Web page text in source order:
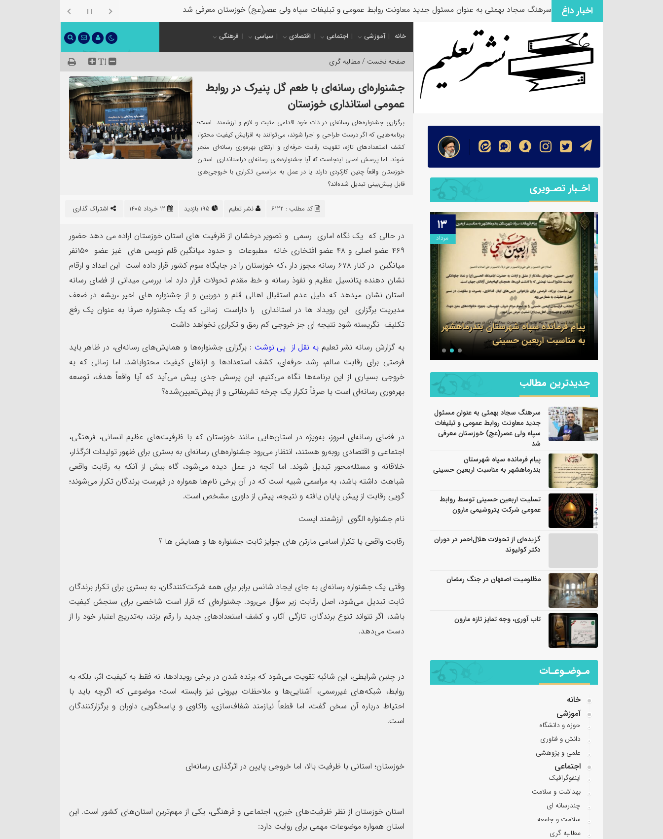
اخبار داغ سرهنگ سجاد بهمئی به عنوان مسئول جدید معاونت روابط عمومی و تبلیغات سپاه ولی عصر(عج) خوزستان معرفی شد
خانه آموزشی اجتماعی اقتصادی سیاسی فرهنگی
صفحه نخست /مطالبه گری
جشنواره‌ای رسانه‌ای با طعم گل پنیرک در روابط
عمومی استانداری خوزستان
برگزاری جشنواره‌های رسانه‌ای در ذات خود اقدامی مثبت و لازم و ارزشمند است؛
برنامه‌هایی که اگر درست طراحی و اجرا شوند، می‌توانند به افزایش کیفیت محتوا،
کشف استعدادهای تازه، تقویت رقابت حرفه‌ای و ارتقای بهره‌وری رسانه‌ای منجر
شوند. اما پرسش اصلی اینجاست که آیا جشنواره‌های رسانه‌ای دراستانداری استان
خوزستان واقعاً چنین کارکردی دارند یا در عمل به مراسمی تکراری با خروجی‌های
قابل پیش‌بینی تبدیل شده‌اند؟
اشتراک گذاری نشر تعلیم کد مطلب : 6122
در حالی که یک نگاه اماری رسمی و تصویر درخشان از ظرفیت های استان خوزستان اراده می دهد حضور
۴۶۹ عضو اصلی و ۴۸ عضو افتخاری خانه مطبوعات و حدود میانگین قلم نویس های غیز عضو ۱۵۰نفر
میانگین در کنار ۶۷۸ رسانه مجوز دار ،که خوزستان را در جایگاه سوم کشور قرار داده است این اعداد و ارقام
نشان دهنده پتانسیل عظیم و نفوذ رسانه و خط مقدم تحولات قرار دارد اما بررسی میدانی از فضای رسانه
استان نشان میدهد که دلیل عدم استقبال اهالی قلم و دوربین و از جشنواره های اخیر ،ریشه در ضعف
مدیریت برگزاری این رویداد ها در استانداری را داراست زمانی که یک جشنواره صرفا به عنوان یک رفع
تکلیف نگریسته شود نتیجه ای جز خروجی کم رمق و تکراری نخواهد داشت
به گزارش رسانه نشر تعلیم به نقل از پی نوشت : برگزاری جشنواره‌ها و همایش‌های رسانه‌ای، در ظاهر باید
فرصتی برای رقابت سالم، رشد حرفه‌ای، کشف استعدادها و ارتقای کیفیت محتواباشد. اما زمانی که به
خروجی بسیاری از این برنامه‌ها نگاه می‌کنیم، این پرسش جدی پیش می‌آید که آیا واقعاً هدف، توسعه
بهره‌وری رسانه‌ای است یا صرفاً تکرار یک چرخه تشریفاتی و از پیش‌تعیین‌شده؟
در فضای رسانه‌ای امروز، به‌ویژه در استان‌هایی مانند خوزستان که با ظرفیت‌های عظیم انسانی، فرهنگی،
اجتماعی و اقتصادی روبه‌رو هستند، انتظار می‌رود جشنواره‌های رسانه‌ای به بستری برای ظهور تولیدات اثرگذار،
خلاقانه و مسئله‌محور تبدیل شوند. اما آنچه در عمل دیده می‌شود، گاه بیش از آنکه به رقابت واقعی
شباهت داشته باشد، به مراسمی شبیه است که در آن برخی نام‌ها همواره در فهرست برندگان تکرار می‌شوند؛
گویی رقابت از پیش پایان یافته و نتیجه، پیش از داوری مشخص است.
نام جشنواره الگوی ارزشمند ایست
رقابت واقعی یا تکرار اسامی مارتن های جوایز ثابت جشنواره ها و همایش ها ؟
وقتی یک جشنواره رسانه‌ای به جای ایجاد شانس برابر برای همه شرکت‌کنندگان، به بستری برای تکرار برندگان
ثابت تبدیل می‌شود، اصل رقابت زیر سؤال می‌رود. جشنواره‌ای که قرار است شاخصی برای سنجش کیفیت
باشد، اگر نتواند تنوع برندگان، تازگی آثار، و کشف استعدادهای جدید را رقم بزند، به‌تدریج اعتبار خود را از
دست می‌دهد.
در چنین شرایطی، این شائبه تقویت می‌شود که برنده شدن در برخی رویدادها، نه فقط به کیفیت اثر، بلکه به
روابط، شبکه‌های غیررسمی، آشنایی‌ها و ملاحظات بیرونی نیز وابسته است؛ موضوعی که اگرچه باید با
احتیاط درباره آن سخن گفت، اما قطعاً نیازمند شفاف‌سازی، واکاوی و پاسخگویی داوران و برگزارکنندگان
است.
خوزستان؛ استانی با ظرفیت بالا، اما خروجی پایین در اثرگذاری رسانه‌ای
استان خوزستان از نظر ظرفیت‌های خبری، اجتماعی و فرهنگی، یکی از مهم‌ترین استان‌های کشور است. این
استان همواره موضوعات مهمی برای روایت دارد:
اخـبار تصـویری
۱۳
مرداد
پیام فرمانده سپاه شهرستان بندرماهشهر
به مناسبت اربعین حسینی
مرداد
تسلیت اربعین حسینی توسط روابط
عمومی شرکت پتروشیمی مارون
مرداد
سرهنگ سجاد بهمئی به عنوان مسئول
جدید معاونت روابط عمومی و تبلیغات
سپاه ولی عصر(عج) خوزستان معرفی شد
به مناسبت اربعین
جدیدترین مطالب
سرهنگ سجاد بهمئی به عنوان مسئول
جدید معاونت روابط عمومی و تبلیغات
سپاه ولی عصر(عج) خوزستان معرفی
شد
پیام فرمانده سپاه شهرستان
بندرماهشهر به مناسبت اربعین حسینی
تسلیت اربعین حسینی توسط روابط
عمومی شرکت پتروشیمی مارون
گزیده‌ای از تحولات هلال‌احمر در دوران
دکتر کولیوند
مظلومیت اصفهان در جنگ رمضان
تاب آوری، وجه تمایز تازه مارون
مـوضـوعـات
خانه
آموزشی
حوزه و دانشگاه
دانش و فناوری
علمی و پژوهشی
اجتماعی
اینفوگرافیک
بهداشت و سلامت
چندرسانه ای
سلامت و جامعه
مطالبه گری